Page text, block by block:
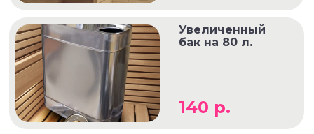
Увеличенный
бак на 80 л.
140 р.